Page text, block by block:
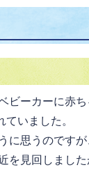
ビーカーに赤
いました。
に思うのです
見回しました